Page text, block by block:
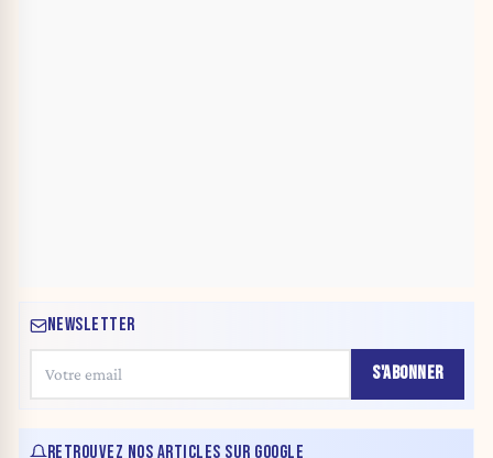
NEWSLETTER
S'ABONNER
RETROUVEZ NOS ARTICLES SUR GOOGLE